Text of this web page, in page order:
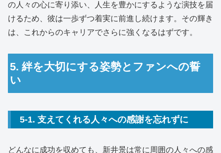
の人々の心に寄り添い、人生を豊かにするような演技を届
けるため、彼は一歩ずつ着実に前進し続けます。その輝き
は、これからのキャリアでさらに強くなるはずです。
5. 絆を大切にする姿勢とファンへの誓
い
5-1. 支えてくれる人々への感謝を忘れずに
どんなに成功を収めても、新井景は常に周囲の人々への感